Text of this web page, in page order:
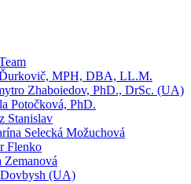
MPH, DBA, LL.M.
Zhaboiedov, PhD., DrSc. (UA)
Potočková, PhD.
Stanislav
Selecká Možuchová
Flenko
Zemanová
(UA)